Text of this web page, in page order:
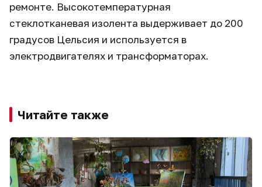
ремонте. Высокотемпературная
стеклотканевая изолента выдерживает до 200
градусов Цельсия и используется в
электродвигателях и трансформаторах.
Читайте также